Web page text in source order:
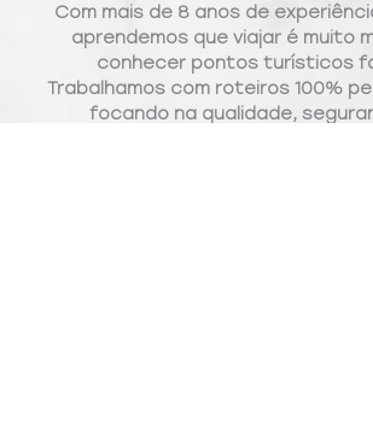
Com mais de 8 anos de
aprendemos que viajar é muito
conhecer pontos turísticos
Trabalhamos com roteiros 100%
focando na qualidade,